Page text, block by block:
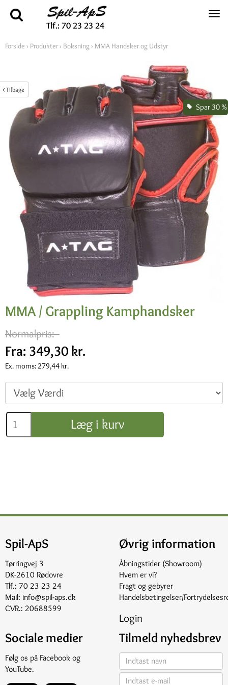
Tlf.: 70 23 23 24
Tilbage
Forside › Produkter› Boksning› MMA Handsker og Udstyr
Spar 30 %
MMA / Grappling Kamphandsker
Normalpris: -
Fra: 349,30 kr.
Ex. moms: 279,44 kr.
Læg i kurv
Spil-ApS
Tørringvej 3
DK-2610 Rødovre
Tlf.: 70 23 23 24
Mail: info@spil-aps.dk
CVR.: 20688599
Øvrig information
Åbningstider (Showroom)
Hvem er vi?
Fragt og gebyrer
Handelsbetingelser/
Login
Sociale medier
Følg os på Facebook og
YouTube.
Tilmeld nyhedsbrev